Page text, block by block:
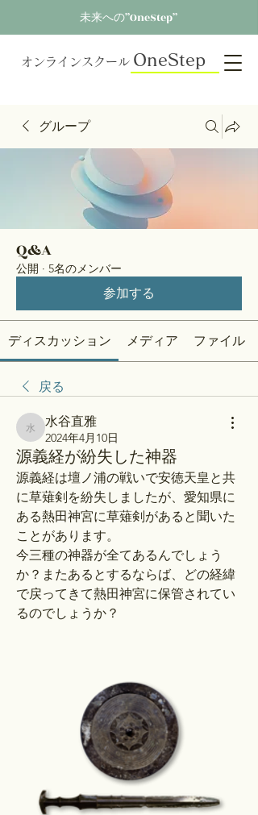
未来への”OneStep”
オンラインスクール OneStep
グループ
Q&A
公開 · 5名のメンバー
参加する
ディスカッション メディア ファイル
戻る
水谷直雅
水谷直雅
2024年4月10日
源義経が紛失した神器
源義経は壇ノ浦の戦いで安徳天皇と共
に草薙剣を紛失しましたが、愛知県に
ある熱田神宮に草薙剣があると聞いた
ことがあります。
今三種の神器が全てあるんでしょう
か？またあるとするならば、どの経緯
で戻ってきて熱田神宮に保管されてい
るのでしょうか？